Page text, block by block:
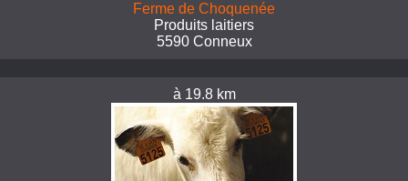
Ferme de Choquenée
Produits laitiers
5590 Conneux
à 19.8 km